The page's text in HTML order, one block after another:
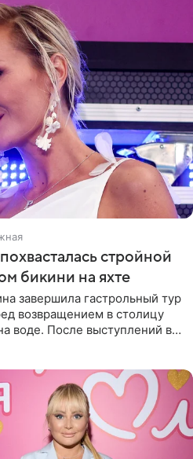
стройной
бикини на яхте
завершила гастрольный тур
возвращением в столицу
воде. После выступлений в